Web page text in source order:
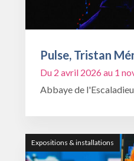
Pulse, Tristan
Du 2 avril 2026 au 1
Abbaye de
Expositions & installations